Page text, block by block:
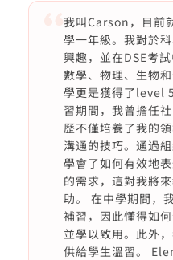
我叫Carson，目前
學一年級。我對於
興趣，並在DSE考
數學、物理、生物
學更是獲得了level
習期間，我曾擔任
歷不僅培養了我的
溝通的技巧。通過
學會了如何有效地
的需求，這對我將
助。 在中學期間，
補習，因此懂得如
並學以致用。此外
供給學生溫習。